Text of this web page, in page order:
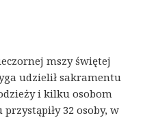
mszy świętej
udzielił sakramentu
i kilku osobom
32 osoby, w